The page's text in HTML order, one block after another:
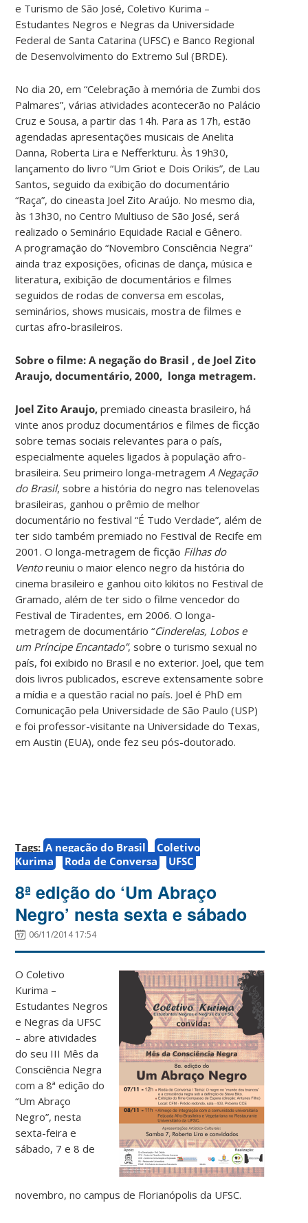
e Turismo de São José, Coletivo Kurima –
Estudantes Negros e Negras da Universidade
Federal de Santa Catarina (UFSC) e Banco Regional
de Desenvolvimento do Extremo Sul (BRDE).
No dia 20, em “Celebração à memória de Zumbi dos
Palmares”, várias atividades acontecerão no Palácio
Cruz e Sousa, a partir das 14h. Para as 17h, estão
agendadas apresentações musicais de Anelita
Danna, Roberta Lira e Nefferkturu. Às 19h30,
lançamento do livro “Um Griot e Dois Orikis”, de Lau
Santos, seguido da exibição do documentário
“Raça”, do cineasta Joel Zito Araújo. No mesmo dia,
às 13h30, no Centro Multiuso de São José, será
realizado o Seminário Equidade Racial e Gênero.
A programação do “Novembro Consciência Negra”
ainda traz exposições, oficinas de dança, música e
literatura, exibição de documentários e filmes
seguidos de rodas de conversa em escolas,
seminários, shows musicais, mostra de filmes e
curtas afro-brasileiros.
Sobre o filme: A negação do Brasil , de Joel Zito
Araujo, documentário, 2000, longa metragem.
Joel Zito Araujo,premiado cineasta brasileiro, há
vinte anos produz documentários e filmes de ficção
sobre temas sociais relevantes para o país,
especialmente aqueles ligados à população afro-
brasileira. Seu primeiro longa-metragem A Negação
do Brasil, sobre a história do negro nas telenovelas
brasileiras, ganhou o prêmio de melhor
documentário no festival “É Tudo Verdade”, além de
ter sido também premiado no Festival de Recife em
2001. O longa-metragem de ficção Filhas do
Ventoreuniu o maior elenco negro da história do
cinema brasileiro e ganhou oito kikitos no Festival de
Gramado, além de ter sido o filme vencedor do
Festival de Tiradentes, em 2006. O longa-
metragem de documentário “Cinderelas, Lobos e
um Príncipe Encantado”, sobre o turismo sexual no
país, foi exibido no Brasil e no exterior. Joel, que tem
dois livros publicados, escreve extensamente sobre
a mídia e a questão racial no país. Joel é PhD em
Comunicação pela Universidade de São Paulo (USP)
e foi professor-visitante na Universidade do Texas,
em Austin (EUA), onde fez seu pós-doutorado.
Tags: A negação do Brasil
Coletivo
Kurima
Roda de Conversa UFSC
8ª edição do ‘Um Abraço
Negro’ nesta sexta e sábado
06/11/2014 17:54
OColetivo
Kurima –
Estudantes Negros
e Negras da UFSC
– abre atividades
do seu III Mês da
Consciência Negra
com a 8ª edição do
“Um Abraço
Negro”, nesta
sexta-feira e
sábado, 7 e 8 de
novembro, no campus de Florianópolis da UFSC.